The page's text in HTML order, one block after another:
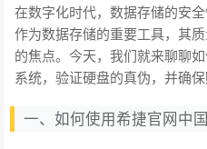
在数字化时代，数据存储的安
作为数据存储的重要工具，其
的焦点。今天，我们就来聊聊
系统，验证硬盘的真伪，并确保
一、如何使用希捷官网中